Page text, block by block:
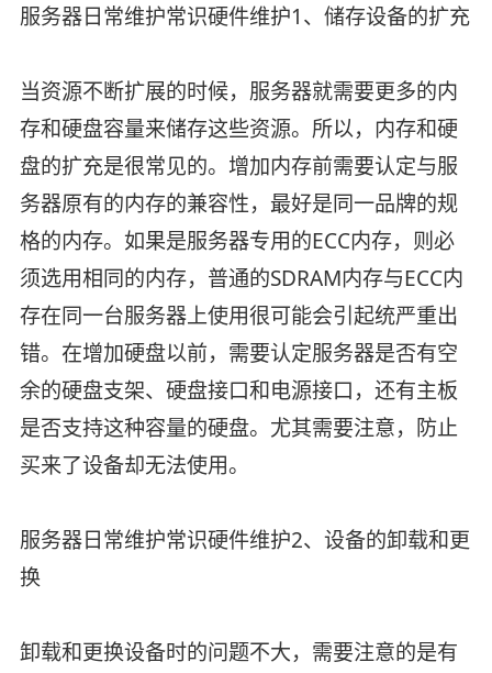
服务器日常维护常识硬件维护1、储存设备的扩充
当资源不断扩展的时候，服务器就需要更多的内
存和硬盘容量来储存这些资源。所以，内存和硬
盘的扩充是很常见的。增加内存前需要认定与服
务器原有的内存的兼容性，最好是同一品牌的规
格的内存。如果是服务器专用的ECC内存，则必
须选用相同的内存，普通的SDRAM内存与ECC内
存在同一台服务器上使用很可能会引起统严重出
错。在增加硬盘以前，需要认定服务器是否有空
余的硬盘支架、硬盘接口和电源接口，还有主板
是否支持这种容量的硬盘。尤其需要注意，防止
买来了设备却无法使用。
服务器日常维护常识硬件维护2、设备的卸载和更
换
卸载和更换设备时的问题不大，需要注意的是有